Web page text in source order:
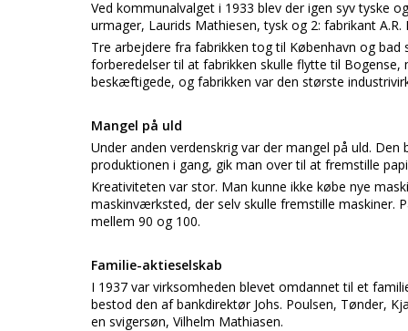
Ved kommunalvalget i 1933 blev der igen syv tyske
urmager, Laurids Mathiesen, tysk og 2: fabrikant
Tre arbejdere fra fabrikken tog til København og
forberedelser til at fabrikken skulle flytte til
beskæftigede, og fabrikken var den største
Mangel på uld
Under anden verdenskrig var der mangel på uld.
produktionen i gang, gik man over til at fremstille
Kreativiteten var stor. Man kunne ikke købe nye
maskinværksted, der selv skulle fremstille maskiner.
mellem 90 og 100.
Familie-aktieselskab
I 1937 var virksomheden blevet omdannet til et
bestod den af bankdirektør Johs. Poulsen, Tønder,
en svigersøn, Vilhelm Mathiasen.